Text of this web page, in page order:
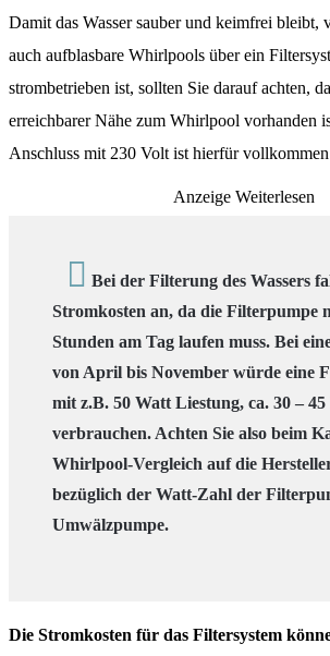
Damit das Wasser sauber und keimfrei bleibt,
auch aufblasbare Whirlpools über ein
strombetrieben ist, sollten Sie darauf achten,
erreichbarer Nähe zum Whirlpool vorhanden
Anschluss mit 230 Volt ist hierfür vollkommen
Anzeige Weiterlesen
Bei der Filterung des Wassers
Stromkosten an, da die Filterpumpe
Stunden am Tag laufen muss. Bei
von April bis November würde eine
mit z.B. 50 Watt Liestung, ca. 30 –
verbrauchen. Achten Sie also beim
Whirlpool-Vergleich auf die
bezüglich der Watt-Zahl der
Umwälzpumpe.
Die Stromkosten für das Filtersystem